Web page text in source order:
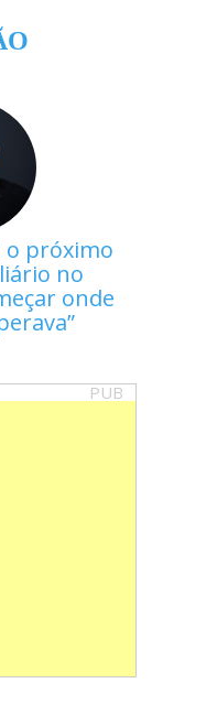
o próximo
no
onde
PUB